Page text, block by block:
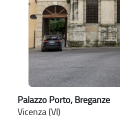
Palazzo Porto, Breganze
Vicenza (VI)